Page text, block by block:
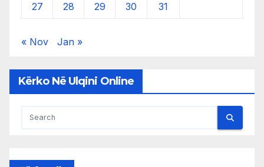
27 28 29 30 31
« Nov Jan »
Kërko Në Ulqini Online